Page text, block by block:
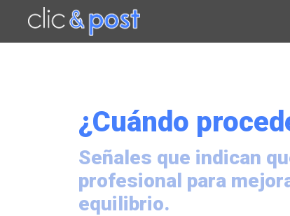
¿Cuándo
Señales que indican
profesional para
equilibrio.